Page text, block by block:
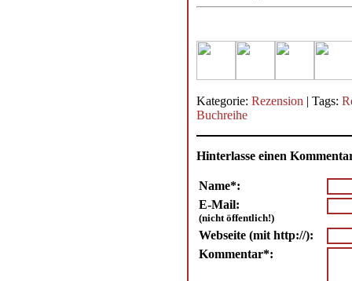
Kategorie:Rezension | Tags:
Buchreihe
Hinterlasse einen
Name*:
E-Mail:
(nicht öffentlich!)
Webseite (mit http://):
Kommentar*: